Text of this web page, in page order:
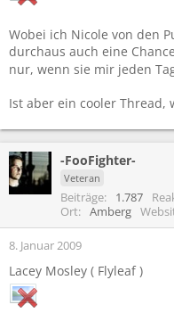
Wobei ich Nicole von den
durchaus auch eine
nur, wenn sie mir jeden
Ist aber ein cooler
-FooFighter-
Veteran
Beiträge 1.787
Ort
Amberg
8. Januar 2009
Lacey Mosley ( Flyleaf )